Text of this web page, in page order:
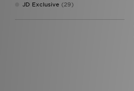
JD Exclusive (29)